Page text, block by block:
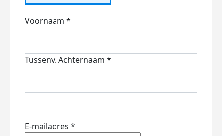
Voornaam *
Tussenv. Achternaam *
E-mailadres *